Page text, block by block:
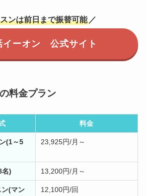
ンは前日まで振替可能 ／
イーオン 公式サイト
料金プラン
料金
(1～5
23,925円/月～
名) 13,200円/月～
ン(マン
12,100円/回